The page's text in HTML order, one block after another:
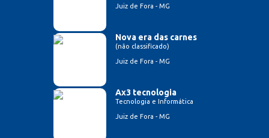
Juiz de Fora - MG
Nova era das carnes
(não classificado)
Juiz de Fora - MG
Ax3 tecnologia
Tecnologia e Informática
Juiz de Fora - MG